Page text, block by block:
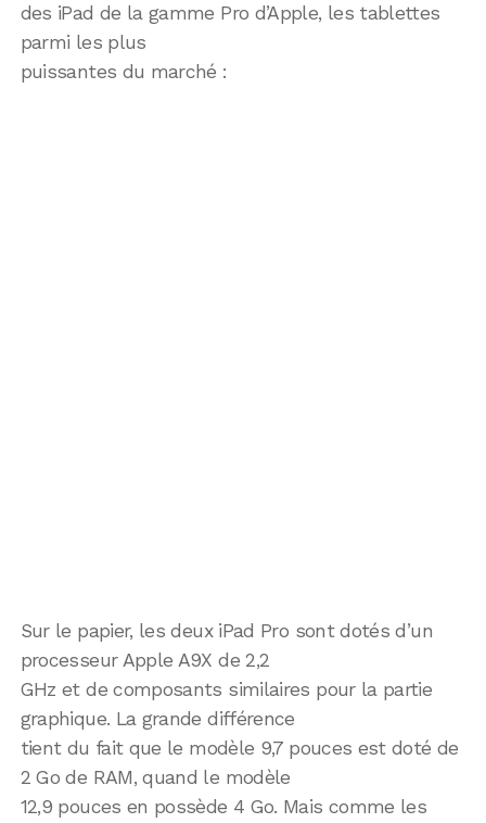
des iPad de la gamme Pro d’Apple, les tablettes
parmi les plus
puissantes du marché :
Sur le papier, les deux iPad Pro sont dotés d’un
processeur Apple A9X de 2,2
GHz et de composants similaires pour la partie
graphique. La grande différence
tient du fait que le modèle 9,7 pouces est doté de
2 Go de RAM, quand le modèle
12,9 pouces en possède 4 Go. Mais comme les